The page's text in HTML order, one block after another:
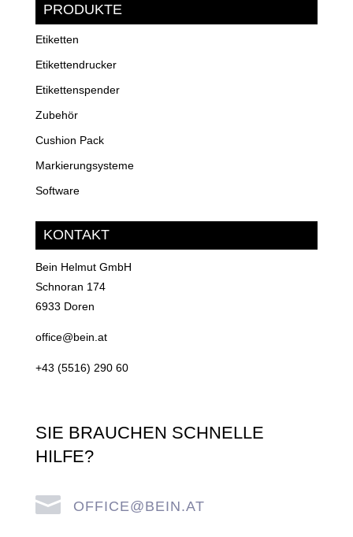
PRODUKTE
Etiketten
Etikettendrucker
Etikettenspender
Zubehör
Cushion Pack
Markierungsysteme
Software
KONTAKT
Bein Helmut GmbH
Schnoran 174
6933 Doren
office@bein.at
+43 (5516) 290 60
SIE BRAUCHEN SCHNELLE
HILFE?
 OFFICE@BEIN.AT